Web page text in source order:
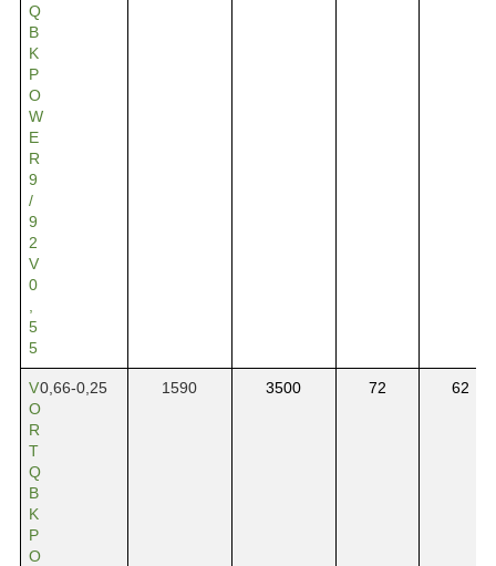
Q
B
K
P
O
W
E
R
9
/
9
2
V
0
5
5
V
O
R
T
Q
B
K
P
O
0,66-0,25 1590 3500 72 62